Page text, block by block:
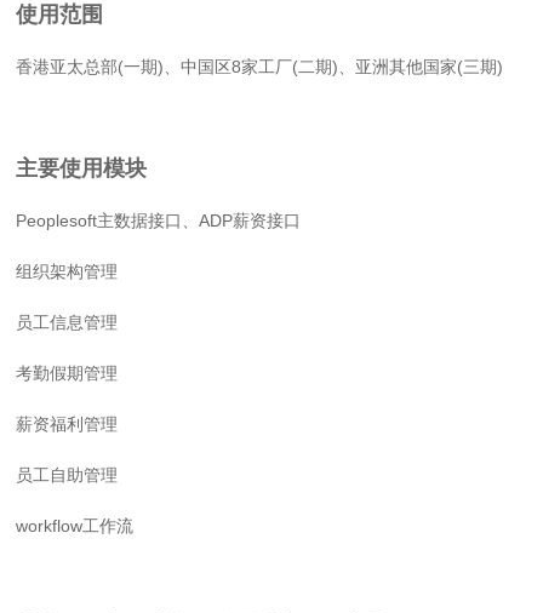
使用范围
香港亚太总部(一期)、中国区8家工厂(二期)、亚洲其他国家(三期)
主要使用模块
Peoplesoft主数据接口、ADP薪资接口
组织架构管理
员工信息管理
考勤假期管理
薪资福利管理
员工自助管理
workflow工作流